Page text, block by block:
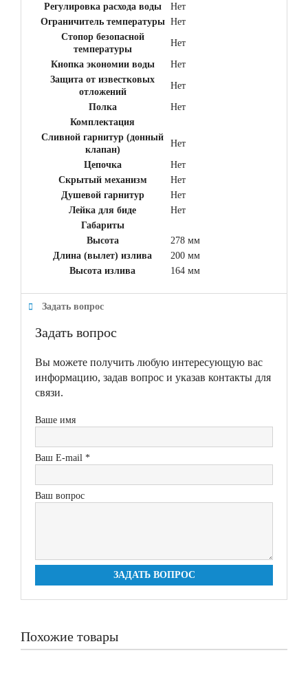
Регулировка расхода воды
Нет
Ограничитель температуры Нет
Стопор безопасной
температуры
Нет
Кнопка экономии воды
Нет
Защита от известковых
отложений
Нет
Полка
Нет
Комплектация
Сливной гарнитур (донный
клапан)
Нет
Цепочка
Нет
Скрытый механизм
Нет
Душевой гарнитур
Нет
Лейка для биде
Нет
Габариты
Высота
278 мм
Длина (вылет) излива
200 мм
Высота излива
164 мм
Задать вопрос
Задать вопрос
Вы можете получить любую интересующую вас
информацию, задав вопрос и указав контакты для
связи.
Ваше имя
Ваш E-mail *
Ваш вопрос
ЗАДАТЬ ВОПРОС
Похожие товары